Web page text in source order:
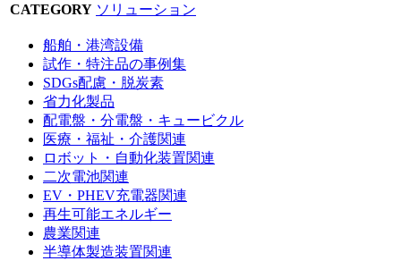
CATEGORY ソリューション
船舶・港湾設備
試作・特注品の事例集
SDGs配慮・脱炭素
省力化製品
配電盤・分電盤・キュービクル
医療・福祉・介護関連
ロボット・自動化装置関連
二次電池関連
EV・PHEV充電器関連
再生可能エネルギー
農業関連
半導体製造装置関連